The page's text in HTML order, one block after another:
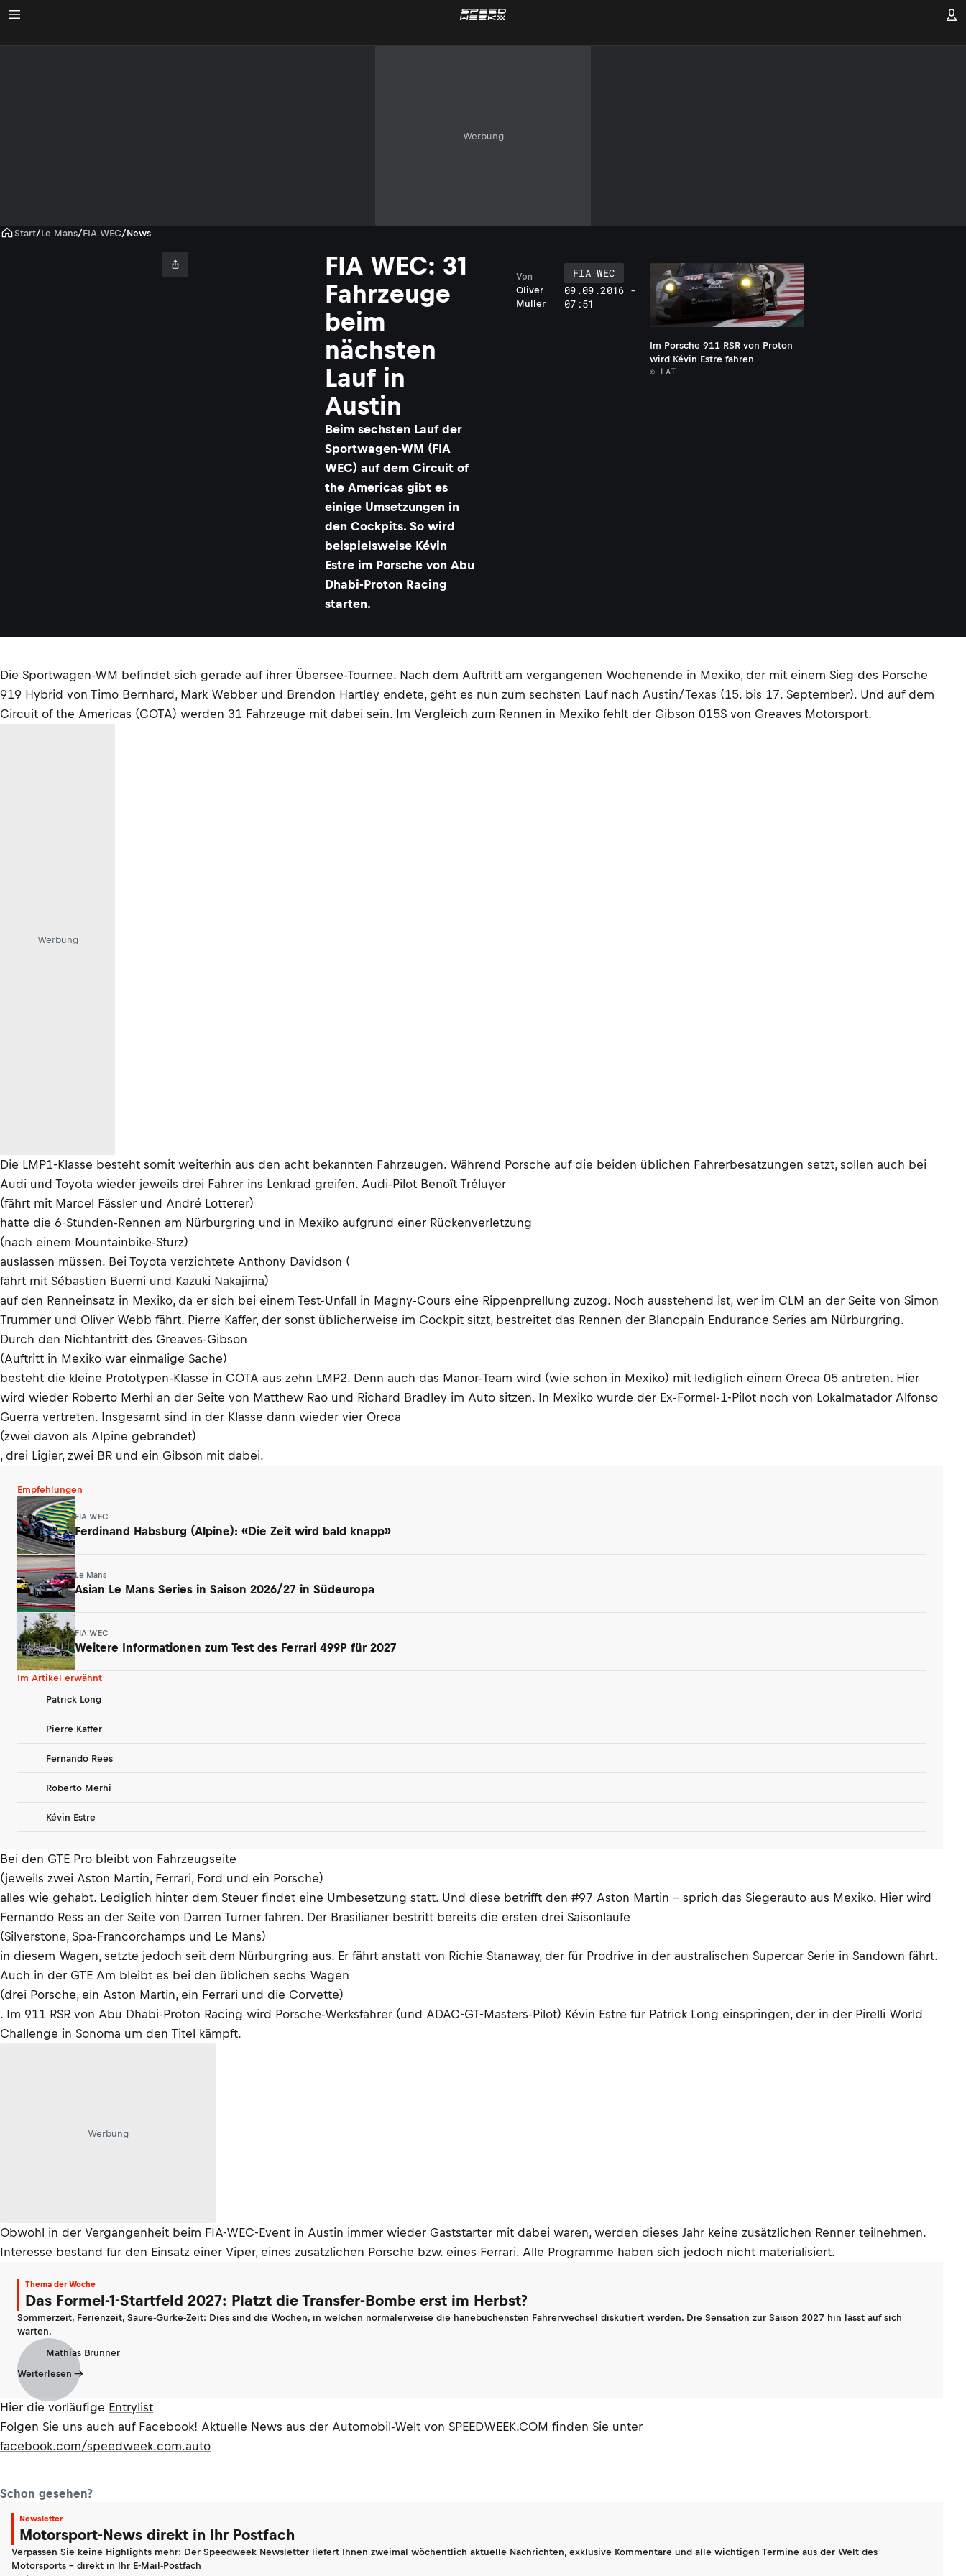
Werbung
Start/Le Mans/FIA WEC/News
FIA WEC: 31
Fahrzeuge
beim
nächsten
Lauf in
Austin
Beim sechsten Lauf der
Sportwagen-WM (FIA
WEC) auf dem Circuit of
the Americas gibt es
einige Umsetzungen in
den Cockpits. So wird
beispielsweise Kévin
Estre im Porsche von Abu
Dhabi-Proton Racing
starten.
Oliver
Müller
Von
FIA WEC
09.09.2016 -
07:51
Im Porsche 911 RSR von Proton
wird Kévin Estre fahren
© LAT
Die Sportwagen-WM befindet sich gerade auf ihrer Übersee-Tournee. Nach dem Auftritt am vergangenen Wochenende in Mexiko, der mit einem Sieg des Porsche
919 Hybrid von Timo Bernhard, Mark Webber und Brendon Hartley endete, geht es nun zum sechsten Lauf nach Austin/Texas (15. bis 17. September). Und auf dem
Circuit of the Americas (COTA) werden 31 Fahrzeuge mit dabei sein. Im Vergleich zum Rennen in Mexiko fehlt der Gibson 015S von Greaves Motorsport.
Werbung
Die LMP1-Klasse besteht somit weiterhin aus den acht bekannten Fahrzeugen. Während Porsche auf die beiden üblichen Fahrerbesatzungen setzt, sollen auch bei
Audi und Toyota wieder jeweils drei Fahrer ins Lenkrad greifen. Audi-Pilot Benoît Tréluyer
(fährt mit Marcel Fässler und André Lotterer)
hatte die 6-Stunden-Rennen am Nürburgring und in Mexiko aufgrund einer Rückenverletzung
(nach einem Mountainbike-Sturz)
auslassen müssen. Bei Toyota verzichtete Anthony Davidson (
fährt mit Sébastien Buemi und Kazuki Nakajima)
auf den Renneinsatz in Mexiko, da er sich bei einem Test-Unfall in Magny-Cours eine Rippenprellung zuzog. Noch ausstehend ist, wer im CLM an der Seite von Simon
Trummer und Oliver Webb fährt. Pierre Kaffer, der sonst üblicherweise im Cockpit sitzt, bestreitet das Rennen der Blancpain Endurance Series am Nürburgring.
Durch den Nichtantritt des Greaves-Gibson
(Auftritt in Mexiko war einmalige Sache)
besteht die kleine Prototypen-Klasse in COTA aus zehn LMP2. Denn auch das Manor-Team wird (wie schon in Mexiko) mit lediglich einem Oreca 05 antreten. Hier
wird wieder Roberto Merhi an der Seite von Matthew Rao und Richard Bradley im Auto sitzen. In Mexiko wurde der Ex-Formel-1-Pilot noch von Lokalmatador Alfonso
Guerra vertreten. Insgesamt sind in der Klasse dann wieder vier Oreca
(zwei davon als Alpine gebrandet)
, drei Ligier, zwei BR und ein Gibson mit dabei.
Empfehlungen
FIA WEC
Ferdinand Habsburg (Alpine): «Die Zeit wird bald knapp»
Le Mans
Asian Le Mans Series in Saison 2026/27 in Südeuropa
FIA WEC
Weitere Informationen zum Test des Ferrari 499P für 2027
Im Artikel erwähnt
Patrick Long
Pierre Kaffer
Fernando Rees
Roberto Merhi
Kévin Estre
Bei den GTE Pro bleibt von Fahrzeugseite
(jeweils zwei Aston Martin, Ferrari, Ford und ein Porsche)
alles wie gehabt. Lediglich hinter dem Steuer findet eine Umbesetzung statt. Und diese betrifft den #97 Aston Martin – sprich das Siegerauto aus Mexiko. Hier wird
Fernando Ress an der Seite von Darren Turner fahren. Der Brasilianer bestritt bereits die ersten drei Saisonläufe
(Silverstone, Spa-Francorchamps und Le Mans)
in diesem Wagen, setzte jedoch seit dem Nürburgring aus. Er fährt anstatt von Richie Stanaway, der für Prodrive in der australischen Supercar Serie in Sandown fährt.
Auch in der GTE Am bleibt es bei den üblichen sechs Wagen
(drei Porsche, ein Aston Martin, ein Ferrari und die Corvette)
. Im 911 RSR von Abu Dhabi-Proton Racing wird Porsche-Werksfahrer (und ADAC-GT-Masters-Pilot) Kévin Estre für Patrick Long einspringen, der in der Pirelli World
Challenge in Sonoma um den Titel kämpft.
Werbung
Obwohl in der Vergangenheit beim FIA-WEC-Event in Austin immer wieder Gaststarter mit dabei waren, werden dieses Jahr keine zusätzlichen Renner teilnehmen.
Interesse bestand für den Einsatz einer Viper, eines zusätzlichen Porsche bzw. eines Ferrari. Alle Programme haben sich jedoch nicht materialisiert.
Thema der Woche
Das Formel-1-Startfeld 2027: Platzt die Transfer-Bombe erst im Herbst?
Sommerzeit, Ferienzeit, Saure-Gurke-Zeit: Dies sind die Wochen, in welchen normalerweise die hanebüchensten Fahrerwechsel diskutiert werden. Die Sensation zur Saison 2027 hin lässt auf sich
warten.
Mathias Brunner
Weiterlesen
Hier die vorläufige Entrylist
Folgen Sie uns auch auf Facebook! Aktuelle News aus der Automobil-Welt von SPEEDWEEK.COM finden Sie unter
facebook.com/speedweek.com.auto
Schon gesehen?
Newsletter
Motorsport-News direkt in Ihr Postfach
Verpassen Sie keine Highlights mehr: Der Speedweek Newsletter liefert Ihnen zweimal wöchentlich aktuelle Nachrichten, exklusive Kommentare und alle wichtigen Termine aus der Welt des
Motorsports - direkt in Ihr E-Mail-Postfach